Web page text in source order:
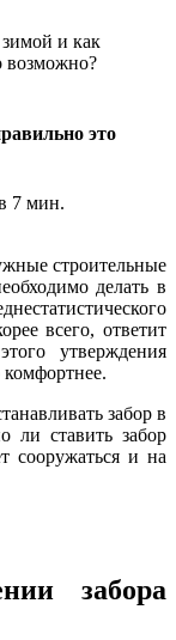
и как
возможно?
это
7 мин.
строительные
делать в
всего, ответит
утверждения
комфортнее.
забор в
ли ставить забор
сооружаться и на
забора